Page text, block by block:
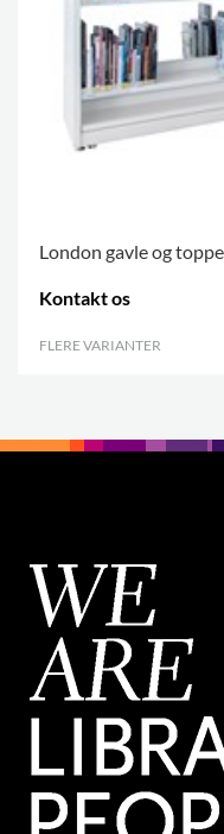
London gavle og
Kontakt os
FLERE VARIANTER